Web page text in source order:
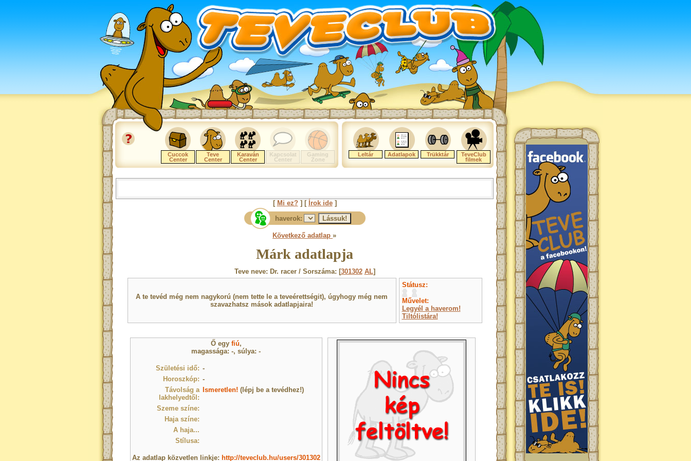
Cuccok
Center
Teve
Center
Karaván
Center
Kapcsolat
Center
Gaming
Zone
Leltár Adatlapok Trükktár
TeveClub
filmek
[ Mi ez?] [ Írok ide]
haverok:
Következő adatlap »
Márk adatlapja
Teve neve: Dr. racer / Sorszáma: [301302 AL]
A te tevéd még nem nagykorú (nem tette le a teveérettségit), úgyhogy még nem
szavazhatsz mások adatlapjaira!
Státusz:
Művelet:
Legyél a haverom!
Tiltólistára!
Ő egy fiú,
magassága: -, súlya: -
Születési idő: -
Horoszkóp: -
Távolság a
lakhelyedtől:
Ismeretlen! (lépj be a tevédhez!)
Szeme színe:
Haja színe:
A haja...
Stílusa:
Az adatlap közvetlen linkje: http://teveclub.hu/users/301302